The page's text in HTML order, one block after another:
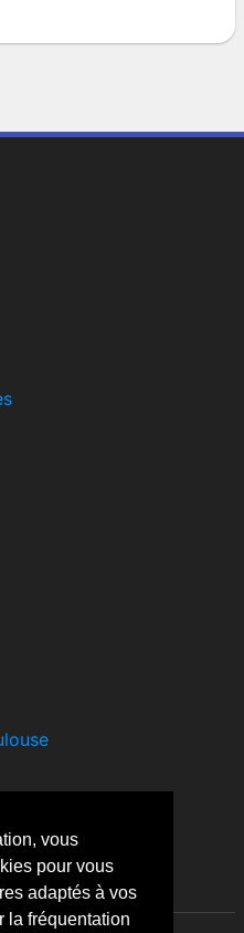
vous
pour vous
adaptés à vos
la fréquentation